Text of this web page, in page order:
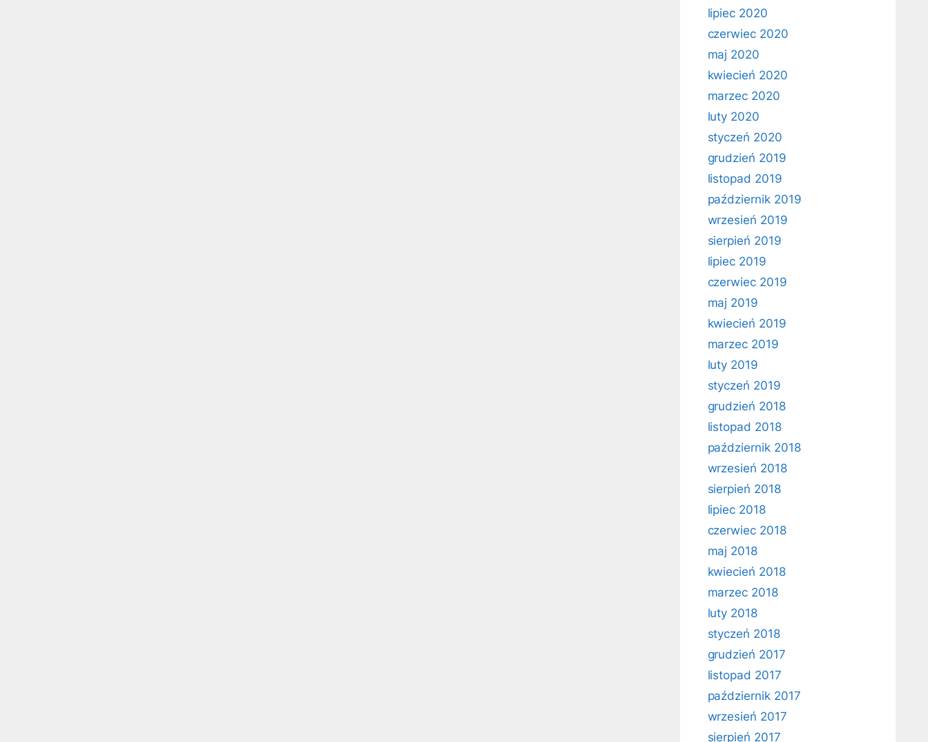
lipiec 2020
czerwiec 2020
maj 2020
kwiecień 2020
marzec 2020
luty 2020
styczeń 2020
grudzień 2019
listopad 2019
październik 2019
wrzesień 2019
sierpień 2019
lipiec 2019
czerwiec 2019
maj 2019
kwiecień 2019
marzec 2019
luty 2019
styczeń 2019
grudzień 2018
listopad 2018
październik 2018
wrzesień 2018
sierpień 2018
lipiec 2018
czerwiec 2018
maj 2018
kwiecień 2018
marzec 2018
luty 2018
styczeń 2018
grudzień 2017
listopad 2017
październik 2017
wrzesień 2017
sierpień 2017